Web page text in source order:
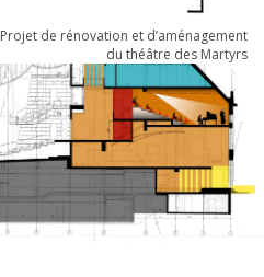
Projet de rénovation et d’aménagement
du théâtre des Martyrs